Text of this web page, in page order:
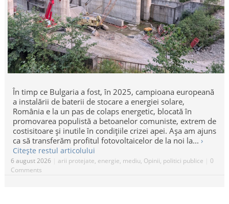
În timp ce Bulgaria a fost, în 2025, campioana europeană
a instalării de baterii de stocare a energiei solare,
România e la un pas de colaps energetic, blocată în
promovarea populistă a betoanelor comuniste, extrem de
costisitoare și inutile în condițiile crizei apei. Așa am ajuns
ca să transferăm profitul fotovoltaicelor de la noi la... ›
Citește restul articolului
6 august 2026 arii protejate, energie, mediu, Opinii, politici publice
0
Comments